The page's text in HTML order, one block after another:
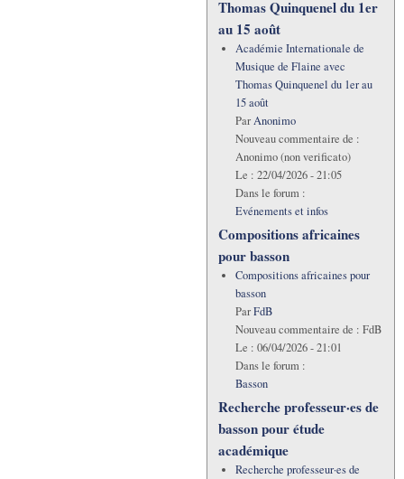
Thomas Quinquenel du 1er
au 15 août
Académie Internationale de
Musique de Flaine avec
Thomas Quinquenel du 1er au
15 août
ParAnonimo
Nouveau commentaire de :
Anonimo (non verificato)
Le : 22/04/2026 - 21:05
Dans le forum :
Evénements et infos
Compositions africaines
pour basson
Compositions africaines pour
basson
ParFdB
Nouveau commentaire de : FdB
Le : 06/04/2026 - 21:01
Dans le forum :
Basson
Recherche professeur·es de
basson pour étude
académique
Recherche professeur·es de